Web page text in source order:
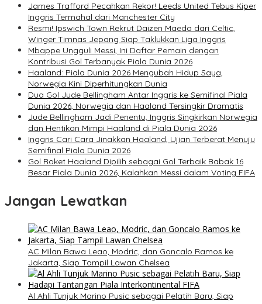
James Trafford Pecahkan Rekor! Leeds United Tebus Kiper
Inggris Termahal dari Manchester City
Resmi! Ipswich Town Rekrut Daizen Maeda dari Celtic,
Winger Timnas Jepang Siap Taklukkan Liga Inggris
Mbappe Ungguli Messi, Ini Daftar Pemain dengan
Kontribusi Gol Terbanyak Piala Dunia 2026
Haaland: Piala Dunia 2026 Mengubah Hidup Saya,
Norwegia Kini Diperhitungkan Dunia
Dua Gol Jude Bellingham Antar Inggris ke Semifinal Piala
Dunia 2026, Norwegia dan Haaland Tersingkir Dramatis
Jude Bellingham Jadi Penentu, Inggris Singkirkan Norwegia
dan Hentikan Mimpi Haaland di Piala Dunia 2026
Inggris Cari Cara Jinakkan Haaland, Ujian Terberat Menuju
Semifinal Piala Dunia 2026
Gol Roket Haaland Dipilih sebagai Gol Terbaik Babak 16
Besar Piala Dunia 2026, Kalahkan Messi dalam Voting FIFA
Jangan Lewatkan
AC Milan Bawa Leao, Modric, dan Goncalo Ramos ke
Jakarta, Siap Tampil Lawan Chelsea
Al Ahli Tunjuk Marino Pusic sebagai Pelatih Baru, Siap